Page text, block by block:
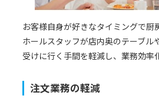
お客様自身が好きなタイミングで厨
ホールスタッフが店内奥のテーブル
受けに行く手間を軽減し、業務効率
注文業務の軽減